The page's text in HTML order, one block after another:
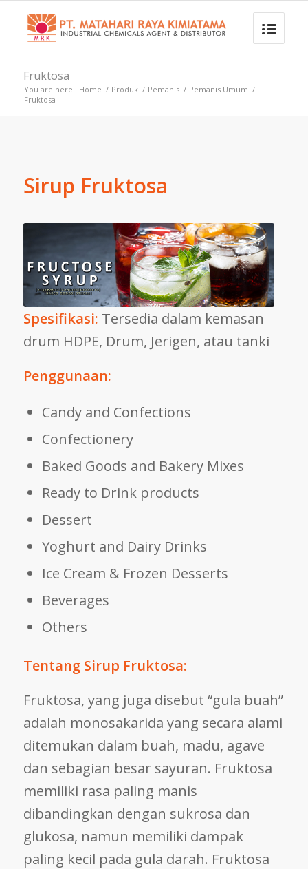
Fruktosa
You are here: Home / Produk / Pemanis / Pemanis Umum /
Fruktosa
Sirup Fruktosa
Spesifikasi: Tersedia dalam kemasan
drum HDPE, Drum, Jerigen, atau tanki
Penggunaan:
Candy and Confections
Confectionery
Baked Goods and Bakery Mixes
Ready to Drink products
Dessert
Yoghurt and Dairy Drinks
Ice Cream & Frozen Desserts
Beverages
Others
Tentang Sirup Fruktosa:
Fruktosa, yang juga disebut “gula buah”
adalah monosakarida yang secara alami
ditemukan dalam buah, madu, agave
dan sebagian besar sayuran. Fruktosa
memiliki rasa paling manis
dibandingkan dengan sukrosa dan
glukosa, namun memiliki dampak
paling kecil pada gula darah. Fruktosa